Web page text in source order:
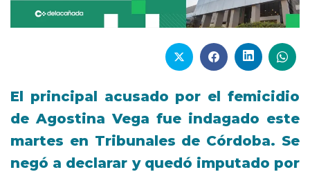
El principal acusado por el femicidio
de Agostina Vega fue indagado este
martes en Tribunales de Córdoba. Se
negó a declarar y quedó imputado por